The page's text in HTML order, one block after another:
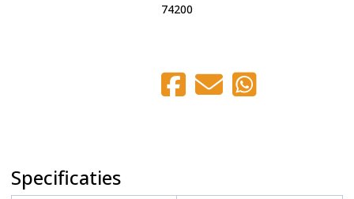
74200
Specificaties